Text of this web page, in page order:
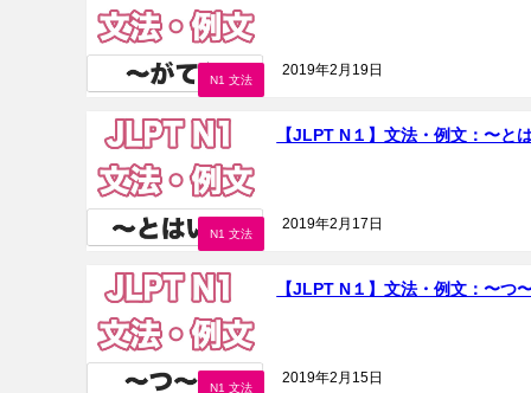
N1 文法
2019年2月19日
N1 文法
【JLPT N１】文法・例文：〜と
2019年2月17日
N1 文法
【JLPT N１】文法・例文：〜つ
2019年2月15日